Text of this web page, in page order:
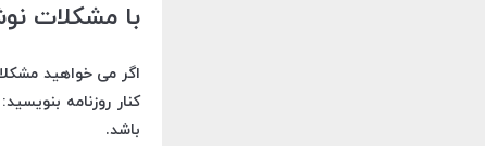
با مشکلات
اگر می خواهید
کنار روزنامه
باشد.